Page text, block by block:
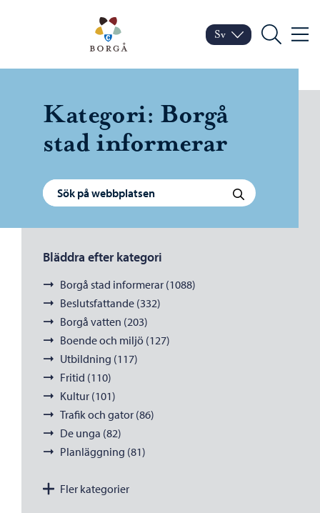
Porvoo – Gå till
Byt språk
Nuvarande språk:
Sv
Sök Meny
Kategori: Borgå
stad informerar
Sök efter: Sök
Bläddra efter kategori
Borgå stad informerar (1088)
Beslutsfattande (332)
Borgå vatten (203)
Boende och miljö (127)
Utbildning (117)
Fritid (110)
Kultur (101)
Trafik och gator (86)
De unga (82)
Planläggning (81)
Fler kategorier